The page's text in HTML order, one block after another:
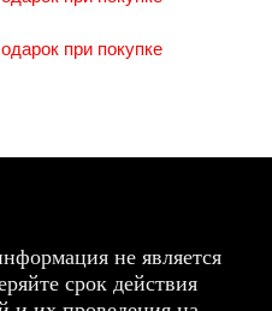
при покупке
не является
срок действия